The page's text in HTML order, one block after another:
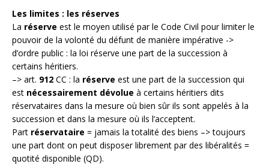
Les limites : les réserves
La réserve est le moyen utilisé par le Code Civil pour limiter le
pouvoir de la volonté du défunt de manière impérative ->
d’ordre public : la loi réserve une part de la succession à
certains héritiers.
–> art. 912 CC : la réserve est une part de la succession qui
est nécessairement dévolue à certains héritiers dits
réservataires dans la mesure où bien sûr ils sont appelés à la
succession et dans la mesure où ils l’acceptent.
Part réservataire = jamais la totalité des biens –> toujours
une part dont on peut disposer librement par des libéralités =
quotité disponible (QD).